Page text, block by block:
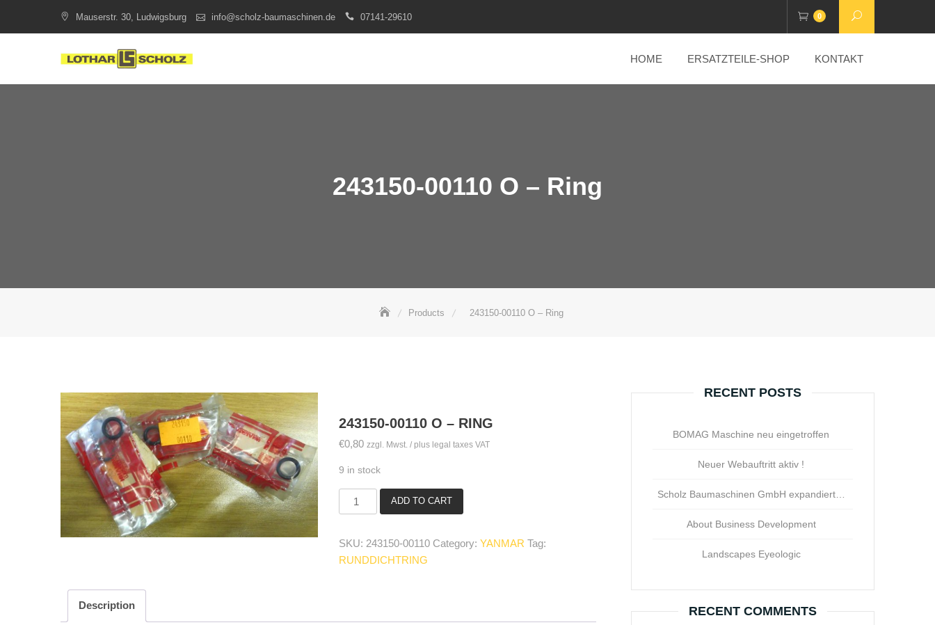
Mauserstr. 30, Ludwigsburg info@scholz-baumaschinen.de 07141-29610 0
HOME ERSATZTEILE-SHOP KONTAKT
243150-00110 O – Ring
Products 243150-00110 O – Ring
243150-00110 O – RING
€0,80 zzgl. Mwst. / plus legal taxes VAT
9 in stock
243150-
-
Ring
ADD TO CART
SKU: 243150-00110 Category:YANMAR Tag:
RUNDDICHTRING
Description
RECENT POSTS
BOMAG Maschine neu eingetroffen
Neuer Webauftritt aktiv !
Scholz Baumaschinen GmbH expandiert…
About Business Development
Landscapes Eyeologic
RECENT COMMENTS